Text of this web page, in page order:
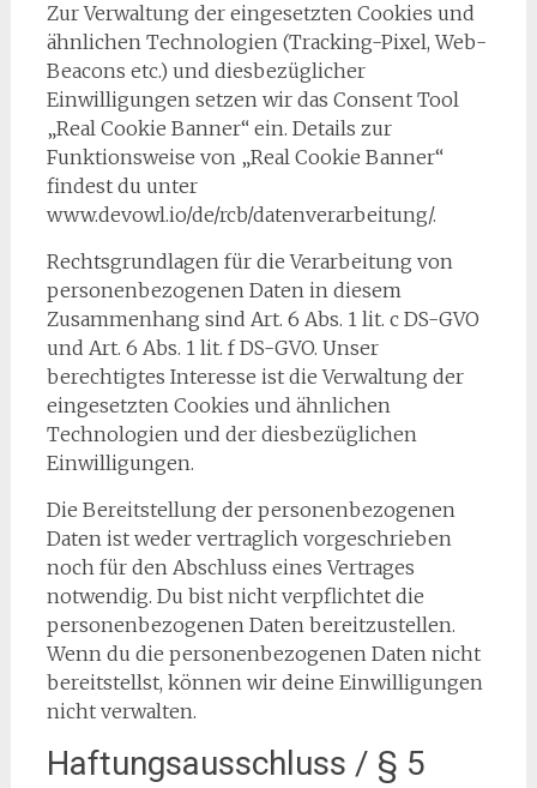
Zur Verwaltung der eingesetzten Cookies und
ähnlichen Technologien (Tracking-Pixel, Web-
Beacons etc.) und diesbezüglicher
Einwilligungen setzen wir das Consent Tool
„Real Cookie Banner“ ein. Details zur
Funktionsweise von „Real Cookie Banner“
findest du unter
www.devowl.io/de/rcb/datenverarbeitung/.
Rechtsgrundlagen für die Verarbeitung von
personenbezogenen Daten in diesem
Zusammenhang sind Art. 6 Abs. 1 lit. c DS-GVO
und Art. 6 Abs. 1 lit. f DS-GVO. Unser
berechtigtes Interesse ist die Verwaltung der
eingesetzten Cookies und ähnlichen
Technologien und der diesbezüglichen
Einwilligungen.
Die Bereitstellung der personenbezogenen
Daten ist weder vertraglich vorgeschrieben
noch für den Abschluss eines Vertrages
notwendig. Du bist nicht verpflichtet die
personenbezogenen Daten bereitzustellen.
Wenn du die personenbezogenen Daten nicht
bereitstellst, können wir deine Einwilligungen
nicht verwalten.
Haftungsausschluss / § 5